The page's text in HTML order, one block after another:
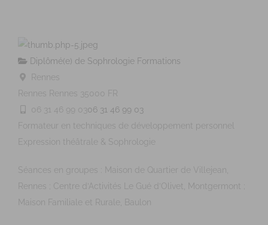
Diplômé(e) de Sophrologie Formations
Rennes
Rennes
Rennes 35000
FR
06 31 46 99 0306 31 46 99 03
Formateur en techniques de développement personnel
Expression théâtrale & Sophrologie
Séances en groupes : Maison de Quartier de Villejean,
Rennes ; Centre d’Activités Le Gué d’Olivet, Montgermont ;
Maison Familiale et Rurale, Baulon